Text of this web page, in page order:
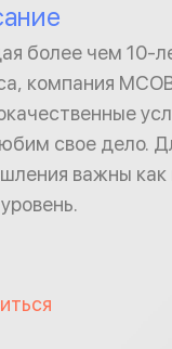
более чем 10-
компания
свое дело.
важны как